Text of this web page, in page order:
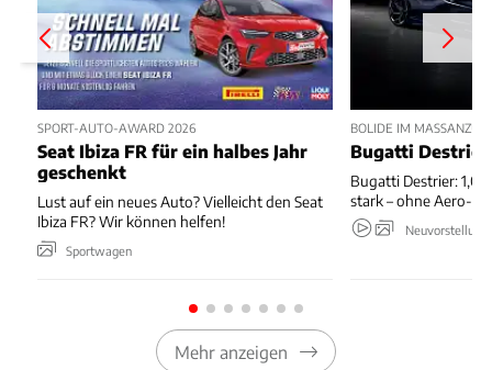
SPORT-AUTO-AWARD 2026
Seat Ibiza FR für ein halbes Jahr
geschenkt
Lust auf ein neues Auto? Vielleicht den Seat
Ibiza FR? Wir können helfen!
Sportwagen
BOLIDE IM MASSANZUG
Bugatti
Bugatti Destrier: 1,00
stark – ohne Aero-
Mehr anzeigen